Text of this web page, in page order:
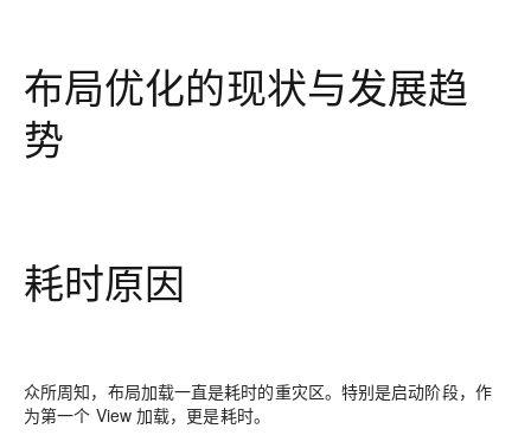
布局优化的现状与发展趋
势
耗时原因
众所周知，布局加载一直是耗时的重灾区。特别是启动阶段，作
为第一个 View 加载，更是耗时。